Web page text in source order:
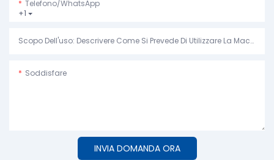
+1
Telefono/WhatsApp
Scopo Dell'uso: Descrivere Come Si Prevede Di Utilizzare La Macchina.
Soddisfare
INVIA DOMANDA ORA